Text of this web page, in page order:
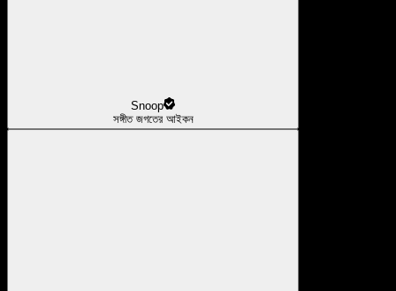
Snoop
সঙ্গীত জগতের আইকন